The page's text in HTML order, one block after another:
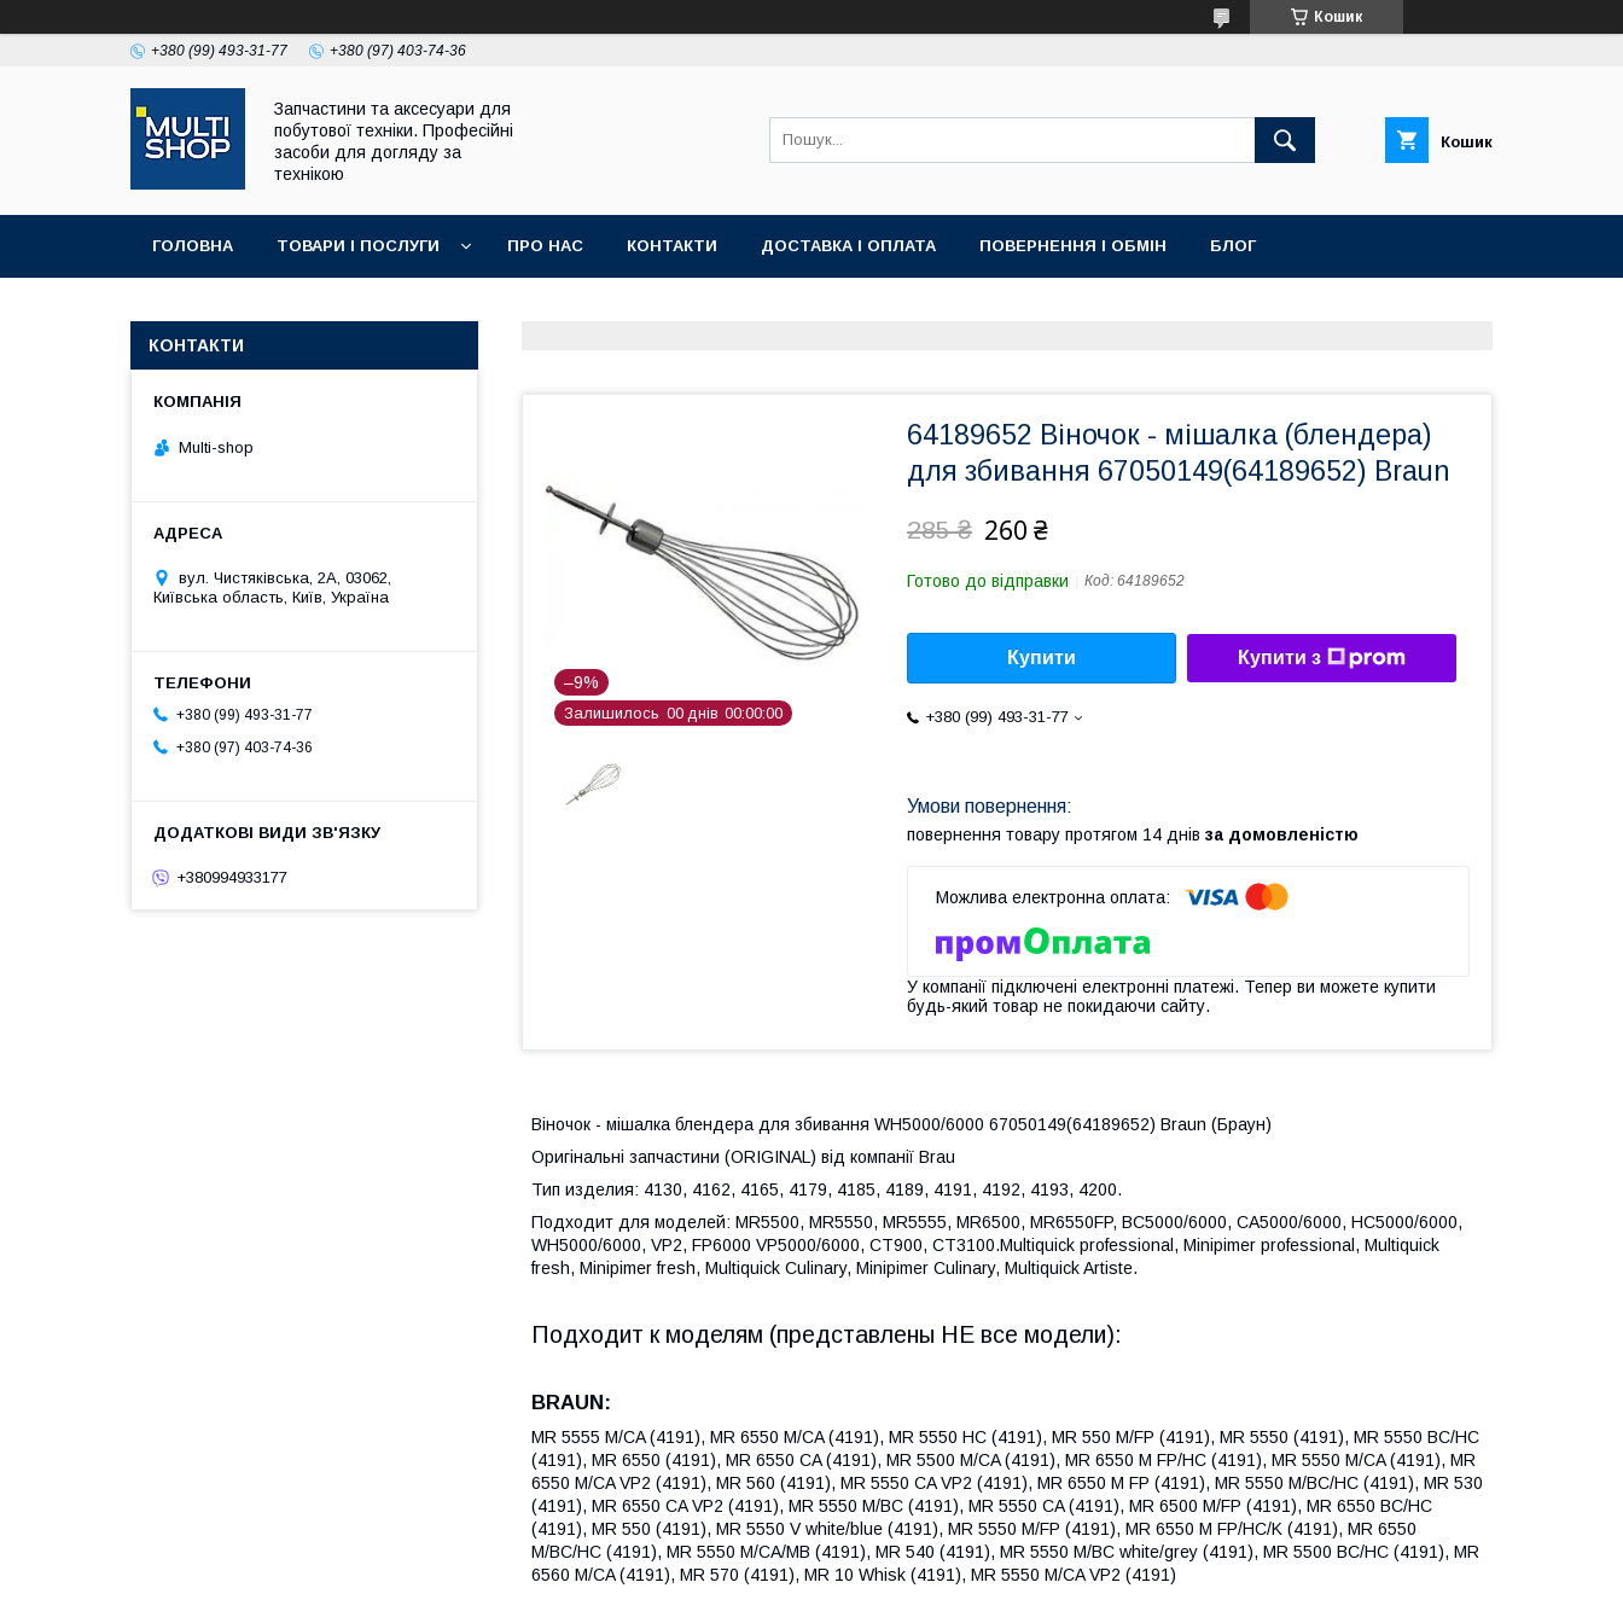
Кошик
+380 (99) 493-31-77 +380 (97) 403-74-36
Запчастини та аксесуари для
побутової техніки. Професійні
засоби для догляду за
технікою
Кошик
ГОЛОВНА ТОВАРИ І ПОСЛУГИ ПРО НАС КОНТАКТИ ДОСТАВКА І ОПЛАТА ПОВЕРНЕННЯ І ОБМІН БЛОГ
–9%
Залишилось 00 днів 00 00 00
64189652 Віночок - мішалка (блендера)
для збивання 67050149(64189652) Braun
285 ₴ 260 ₴
Готово до відправки Код: 64189652
Купити Купити з
+380 (99) 493-31-77
повернення товару протягом 14 днів за домовленістю
У компанії підключені електронні платежі. Тепер ви можете купити
будь-який товар не покидаючи сайту.
Віночок - мішалка блендера для збивання WH5000/6000 67050149(64189652) Braun (Браун)
Оригінальні запчастини (ORIGINAL) від компанії Brau
Тип изделия: 4130, 4162, 4165, 4179, 4185, 4189, 4191, 4192, 4193, 4200.
Подходит для моделей: MR5500, MR5550, MR5555, MR6500, MR6550FP, BC5000/6000, CA5000/6000, HC5000/6000,
WH5000/6000, VP2, FP6000 VP5000/6000, CT900, CT3100.Multiquick professional, Minipimer professional, Multiquick
fresh, Minipimer fresh, Multiquick Culinary, Minipimer Culinary, Multiquick Artiste.
Подходит к моделям (представлены НЕ все модели):
BRAUN:
MR 5555 M/CA (4191), MR 6550 M/CA (4191), MR 5550 HC (4191), MR 550 M/FP (4191), MR 5550 (4191), MR 5550 BC/HC
(4191), MR 6550 (4191), MR 6550 CA (4191), MR 5500 M/CA (4191), MR 6550 M FP/HC (4191), MR 5550 M/CA (4191), MR
6550 M/CA VP2 (4191), MR 560 (4191), MR 5550 CA VP2 (4191), MR 6550 M FP (4191), MR 5550 M/BC/HC (4191), MR 530
(4191), MR 6550 CA VP2 (4191), MR 5550 M/BC (4191), MR 5550 CA (4191), MR 6500 M/FP (4191), MR 6550 BC/HC
(4191), MR 550 (4191), MR 5550 V white/blue (4191), MR 5550 M/FP (4191), MR 6550 M FP/HC/K (4191), MR 6550
M/BC/HC (4191), MR 5550 M/CA/MB (4191), MR 540 (4191), MR 5550 M/BC white/grey (4191), MR 5500 BC/HC (4191), MR
6560 M/CA (4191), MR 570 (4191), MR 10 Whisk (4191), MR 5550 M/CA VP2 (4191)
КОНТАКТИ
Multi-shop
вул. Чистяківська, 2А, 03062,
Київська область, Київ, Україна
+380 (99) 493-31-77
+380 (97) 403-74-36
+380994933177